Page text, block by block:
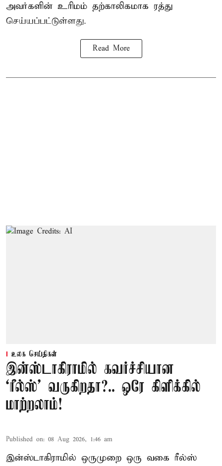
அவர்களின் உரிமம் தற்காலிகமாக ரத்து
செய்யப்பட்டுள்ளது.
Read More
உலக செய்திகள்
இன்ஸ்டாகிராமில் கவர்ச்சியான
‘ரீல்ஸ்’ வருகிறதா?.. ஒரே கிளிக்கில்
மாற்றலாம்!
Published on: 08 Aug 2026, 1:46 am
இன்ஸ்டாகிராமில் ஒருமுறை ஒரு வகை ரீல்ஸ்